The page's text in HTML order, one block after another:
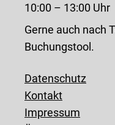
10:00 – 13:00 Uhr
Gerne auch nach
Buchungstool.
Datenschutz
Kontakt
Impressum